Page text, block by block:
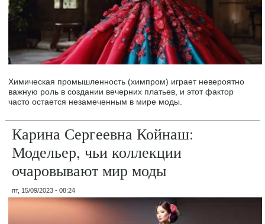
Химическая промышленность (химпром) играет невероятно
важную роль в создании вечерних платьев, и этот фактор
часто остается незамеченным в мире моды.
Карина Сергеевна Койнаш:
Модельер, чьи коллекции
очаровывают мир моды
пт, 15/09/2023 - 08:24